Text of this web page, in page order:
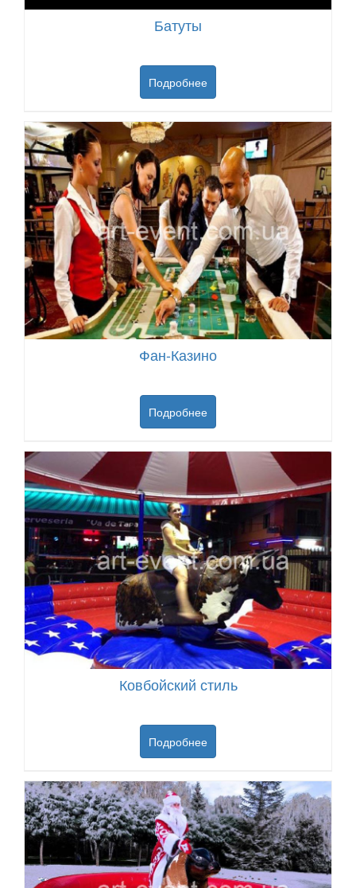
Батуты
Подробнее
Фан-Казино
Подробнее
Ковбойский стиль
Подробнее